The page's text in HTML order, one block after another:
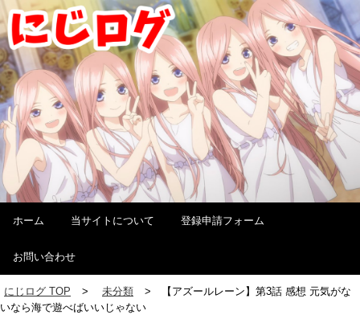
ホーム 当サイトについて 登録申請フォーム
お問い合わせ
にじログ TOP 未分類
【アズールレーン】第3話 感想 元気がな
いなら海で遊べばいいじゃない